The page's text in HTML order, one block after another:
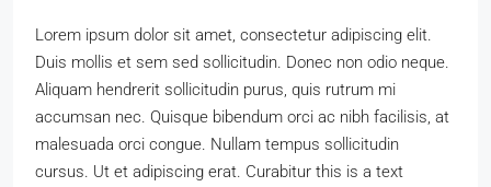
Lorem ipsum dolor sit amet, consectetur adipiscing elit.
Duis mollis et sem sed sollicitudin. Donec non odio neque.
Aliquam hendrerit sollicitudin purus, quis rutrum mi
accumsan nec. Quisque bibendum orci ac nibh facilisis, at
malesuada orci congue. Nullam tempus sollicitudin
cursus. Ut et adipiscing erat. Curabitur this is a text